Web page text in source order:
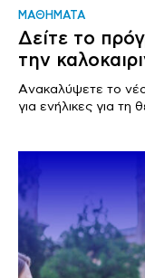
ΜΑΘΗΜΑΤΑ
Δείτε το
την
Aνακαλύψετε το
για ενήλικες για τη